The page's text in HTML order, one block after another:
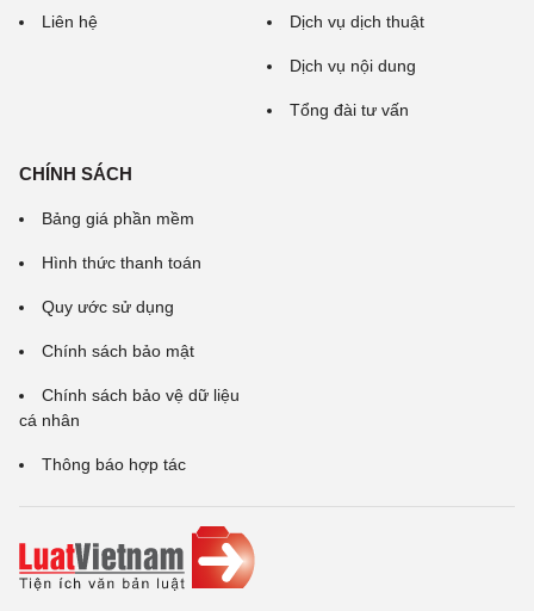
Liên hệ Dịch vụ dịch thuật
Dịch vụ nội dung
Tổng đài tư vấn
CHÍNH SÁCH
Bảng giá phần mềm
Hình thức thanh toán
Quy ước sử dụng
Chính sách bảo mật
Chính sách bảo vệ dữ liệu
cá nhân
Thông báo hợp tác